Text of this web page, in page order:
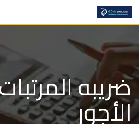
Skip
ضريبه
الأجور